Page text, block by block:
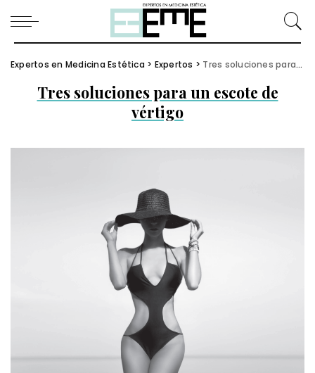
Expertos en Medicina Estética > Expertos > Tres soluciones para un escote de vértigo
Tres soluciones para un escote de
vértigo